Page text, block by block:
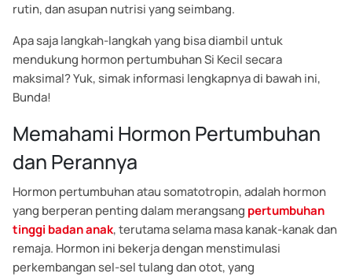
rutin, dan asupan nutrisi yang seimbang.
Apa saja langkah-langkah yang bisa diambil untuk
mendukung hormon pertumbuhan Si Kecil secara
maksimal? Yuk, simak informasi lengkapnya di bawah ini,
Bunda!
Memahami Hormon Pertumbuhan
dan Perannya
Hormon pertumbuhan atau somatotropin, adalah hormon
yang berperan penting dalam merangsang pertumbuhan
tinggi badan anak, terutama selama masa kanak-kanak dan
remaja. Hormon ini bekerja dengan menstimulasi
perkembangan sel-sel tulang dan otot, yang